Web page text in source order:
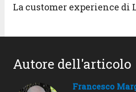
La customer experience di
Autore dell'articolo
Francesco